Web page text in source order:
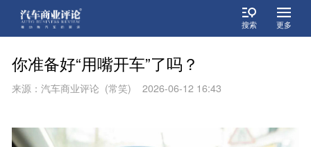
搜索 更多
你准备好“用嘴开车”了吗？
来源：汽车商业评论 (常笑) 2026-06-12 16:43